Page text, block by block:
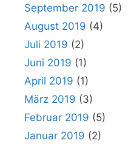
September 2019 (5)
August 2019 (4)
Juli 2019 (2)
Juni 2019 (1)
April 2019 (1)
März 2019 (3)
Februar 2019 (5)
Januar 2019 (2)